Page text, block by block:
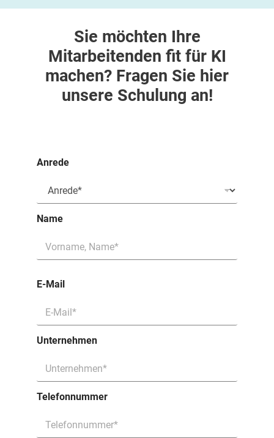
Sie möchten Ihre
Mitarbeitenden fit für KI
machen? Fragen Sie hier
unsere Schulung an!
Anrede
Name
E-Mail
Unternehmen
Telefonnummer